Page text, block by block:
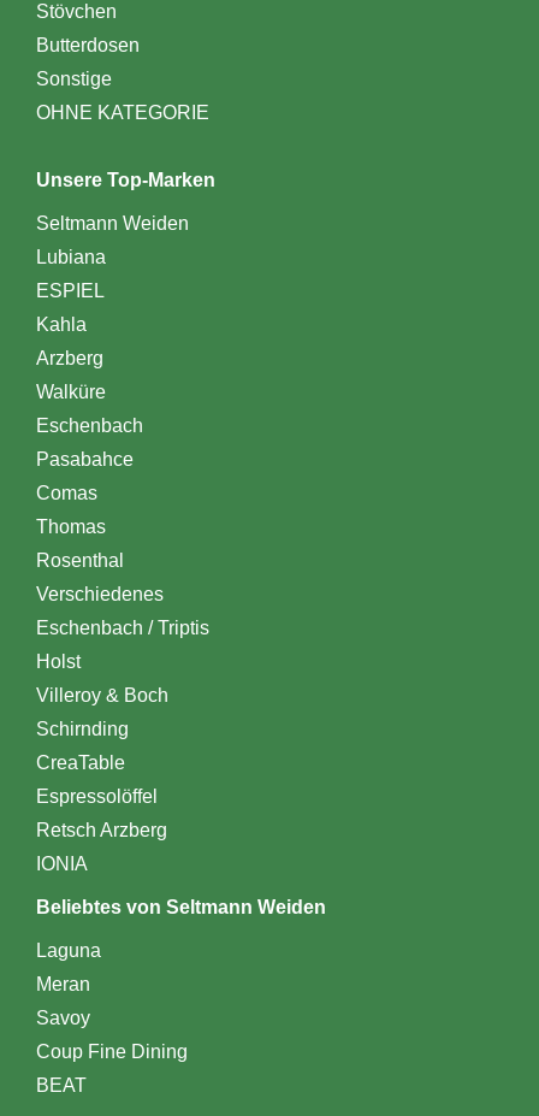
Stövchen
Butterdosen
Sonstige
OHNE KATEGORIE
Unsere Top-Marken
Seltmann Weiden
Lubiana
ESPIEL
Kahla
Arzberg
Walküre
Eschenbach
Pasabahce
Comas
Thomas
Rosenthal
Verschiedenes
Eschenbach / Triptis
Holst
Villeroy & Boch
Schirnding
CreaTable
Espressolöffel
Retsch Arzberg
IONIA
Beliebtes von Seltmann Weiden
Laguna
Meran
Savoy
Coup Fine Dining
BEAT